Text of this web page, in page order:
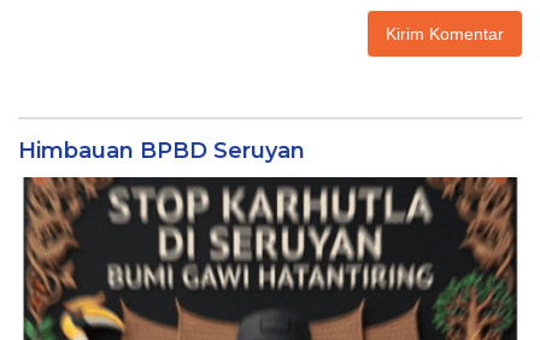
Himbauan BPBD Seruyan